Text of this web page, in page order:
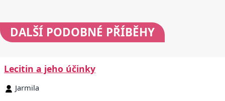
DALŠÍ PODOBNÉ PŘÍBĚHY
Lecitin a jeho účinky
Jarmila